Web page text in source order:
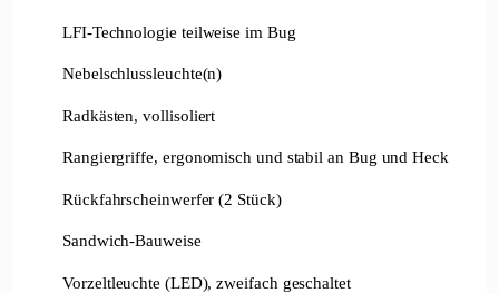
LFI-Technologie teilweise im Bug
Nebelschlussleuchte(n)
Radkästen, vollisoliert
Rangiergriffe, ergonomisch und stabil an Bug und Heck
Rückfahrscheinwerfer (2 Stück)
Sandwich-Bauweise
Vorzeltleuchte (LED), zweifach geschaltet